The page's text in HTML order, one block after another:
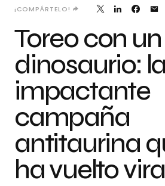
¡COMPÁRTELO!
Toreo con un
dinosaurio: la
impactante
campaña
antitaurina
ha vuelto